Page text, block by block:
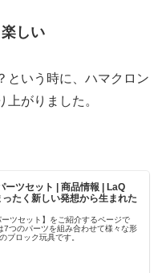
しい
という時に、ハマクロン
がりました。
ーツセット | 商品情報 | LaQ
ったく新しい発想から生まれた
ーツセット】をご紹介するページで
7つのパーツを組み合わせて様々な形
ブロック玩具です。